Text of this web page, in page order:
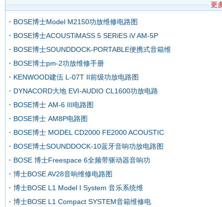
更
BOSE博士Model M2150功放维修电路图
BOSE博士ACOUSTiMASS 5 SERiES iV AM-5P
BOSE博士SOUNDDOCK-PORTABLE便携式音箱维
BOSE博士pm-2功放维修手册
KENWOOD建伍 L-07T II前级功放电路图
DYNACORD大地 EVI-AUDIO CL1600功放电路
BOSE博士 AM-6 III电路图
BOSE博士 AM8P电路图
BOSE博士 MODEL CD2000 FE2000 ACOUSTIC
BOSE博士SOUNDDOCK-10蓝牙音响功放电路图
BOSE 博士Freespace 6全频带驱动器音响功
博士BOSE AV28音响维修电路图
博士BOSE L1 Model I System 音乐系统维
博士BOSE L1 Compact SYSTEM音箱维修电